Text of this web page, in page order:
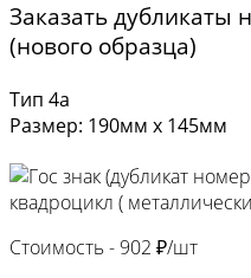
Заказать дубликаты
(нового образца)
Тип 4а
Размер: 190мм х 145мм
Стоимость - 902 ₽/шт